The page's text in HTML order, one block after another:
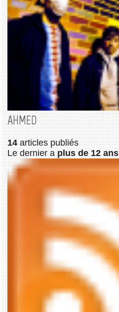
AHMED
14 articles publiés
Le dernier a plus de 12 ans